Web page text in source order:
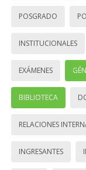
POSGRADO
INSTITUCIONALES
EXÁMENES
BIBLIOTECA
RELACIONES
INGRESANTES